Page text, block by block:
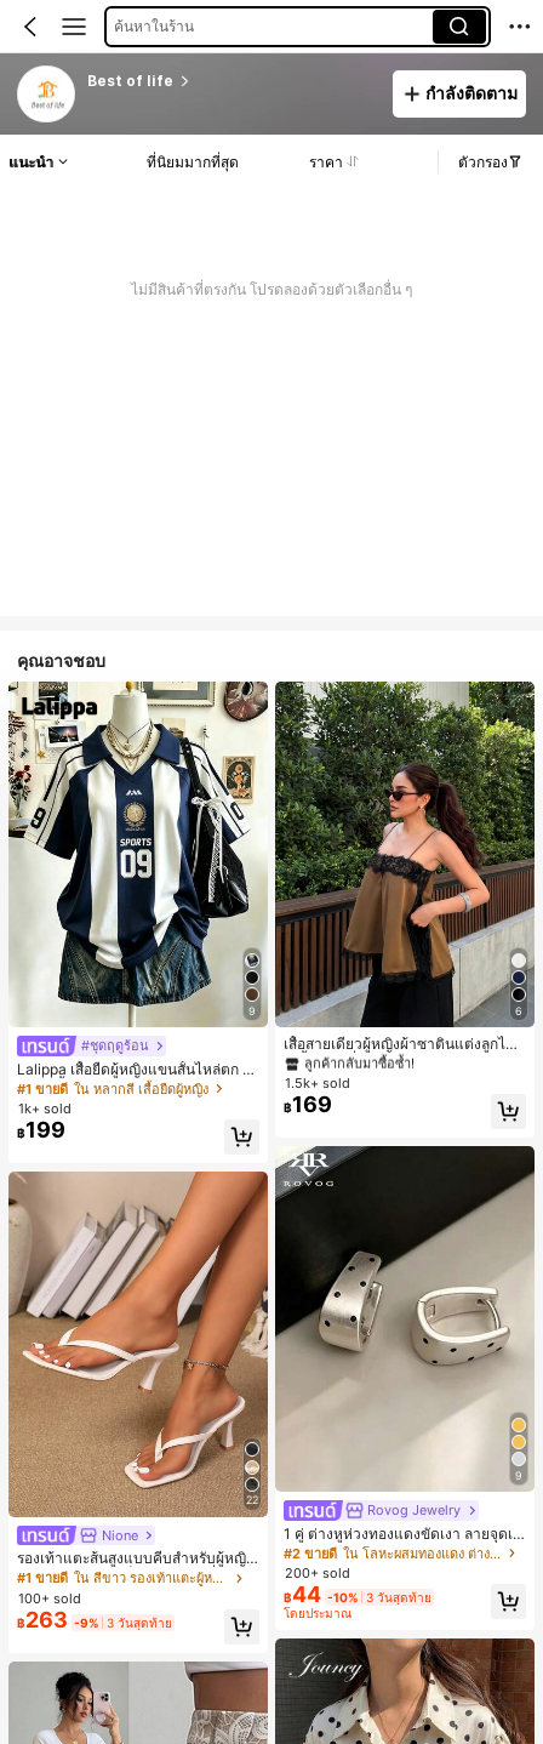
ค้นหาในร้าน
Best of life
กำลังติดตาม
แนะนำ ที่นิยมมากที่สุด ราคา ตัวกรอง
ไม่มีสินค้าที่ตรงกัน โปรดลองด้วยตัวเลือกอื่น ๆ
คุณอาจชอบ
9
#ชุดฤดูร้อน
Lalippa เสื้อยืดผู้หญิงแขนสั้นไหล่ตก ค
อวีปกเสื้อ ลายพิมพ์ดิจิทัลลายทาง สไตล์
สปอร์ตแฟชั่นมินิมอล ของขวัญสำหรับเ
พื่อน
#1 ขายดี ใน หลากสี เสื้อยืดผู้หญิง
1k+ sold
฿199
22
Nione
รองเท้าแตะส้นสูงแบบคีบสำหรับผู้หญิง
สไตล์คลาสสิก สีบล็อก สไตล์แฟรี่ฤดูร้อ
น ส้นเข็ม รองเท้าแตะแบบคีบ รองเท้าแ
ตะชายหาดแฟชั่นสายไขว้ รองเท้าผู้ห
ญิง สำหรับออฟฟิศ บ้าน กลางแจ้ง ดีไซ
น์หัวเหลี่ยม ชิคและหรูหรา สำหรับเดทไ
นท์
#1 ขายดี
ใน สีขาว รองเท้าแตะผู้หญิง
100+ sold
฿263 -9% 3 วันสุดท้าย
6
เสื้อสายเดี่ยวผู้หญิงผ้าซาตินแต่งลูกไม้
- เสื้อสายเดี่ยวฤดูร้อนสีคากีมีรอยผ่าด้า
นข้างที่น่าดึงดูดแบบสบายๆ
#1 ขายดี
ใน สีกากี เสื้อสตรี เสื้อเบลาส์ & Tee
ลูกค้ากลับมาซื้อซ้ำ!
#1 ขายดี
ใน สีกากี เสื้อสตรี เสื้อเบลาส์ & Tee
ลูกค้ากลับมาซื้อซ้ำ!
#1 ขายดี
ใน สีกากี เสื้อสตรี เสื้อเบลาส์ & Tee
ลูกค้ากลับมาซื้อซ้ำ!
#1 ขายดี
ลูกค้ากลับมาซื้อซ้ำ!
1.5k+ sold
฿169
9
Rovog Jewelry
1 คู่ ต่างหูห่วงทองแดงขัดเงา ลายจุดเร
ขาคณิตสไตล์มินิมอล เหมาะสำหรับสว
มใส่ประจำวันแบบสบายๆ สำหรับผู้หญิง
#2 ขายดี
ใน โลหะผสมทองแดง ต่างหูผู้หญิง
200+ sold
฿44 -10% 3 วันสุดท้าย
โดยประมาณ